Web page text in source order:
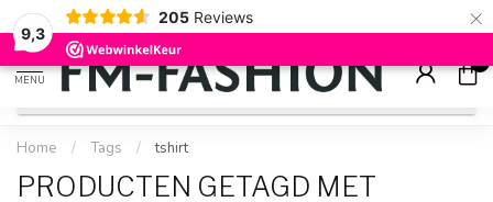
9,3
205 Reviews ×
Check onzesale artikelenvoor flinke kortingen
MENU
0
Home / Tags / tshirt
PRODUCTEN GETAGD MET